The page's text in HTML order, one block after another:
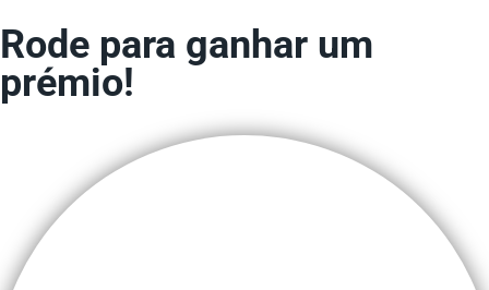
Rode para ganhar um
prémio!